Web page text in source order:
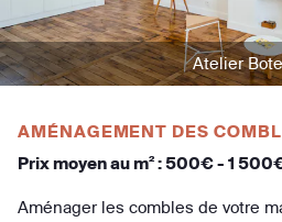
Atelier
AMÉNAGEMENT DES
Prix moyen au m² : 500€ - 1
Aménager les combles de votre